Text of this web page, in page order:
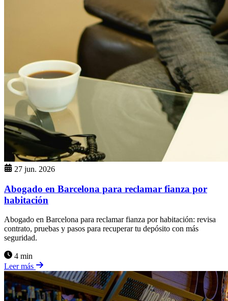
27 jun. 2026
Abogado en Barcelona para reclamar fianza por
habitación
Abogado en Barcelona para reclamar fianza por habitación: revisa
contrato, pruebas y pasos para recuperar tu depósito con más
seguridad.
4 min
Leer más